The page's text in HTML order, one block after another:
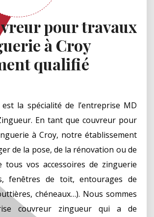
pour travaux
à Croy
qualifié
la spécialité de l’entreprise MD
En tant que couvreur pour
à Croy, notre établissement
de la pose, de la rénovation ou de
tous vos accessoires de zinguerie
fenêtres de toit, entourages de
chéneaux…). Nous sommes
couvreur zingueur qui a de